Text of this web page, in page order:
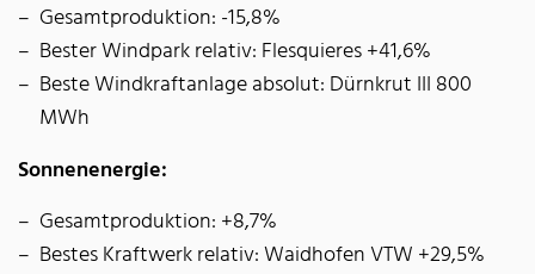
Gesamtproduktion: -15,8%
Bester Windpark relativ: Flesquieres +41,6%
Beste Windkraftanlage absolut: Dürnkrut III 800
MWh
Sonnenenergie:
Gesamtproduktion: +8,7%
Bestes Kraftwerk relativ: Waidhofen VTW +29,5%